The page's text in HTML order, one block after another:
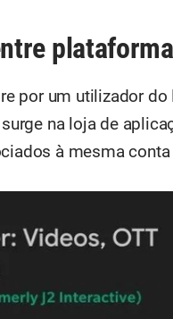
por um utilizador
na loja de
à mesma conta